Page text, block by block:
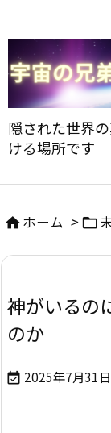
隠された世界
ける場所です
ホーム > 
神がいるの
のか
 2025年7月31日